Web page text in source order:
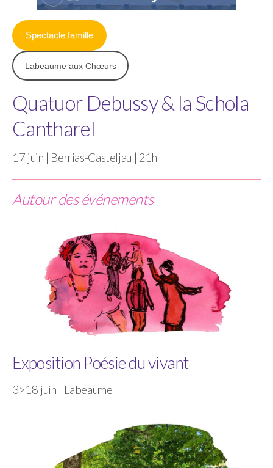
Spectacle famille
Labeaume aux Chœurs
Quatuor Debussy & la Schola
Cantharel
17 juin | Berrias-Casteljau | 21h
Autour des événements
Exposition Poésie du vivant
3>18 juin | Labeaume